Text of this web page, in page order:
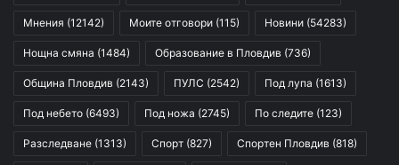
Мнения (12142) Моите отговори (115) Новини (54283)
Нощна смяна (1484) Образование в Пловдив (736)
Община Пловдив (2143) ПУЛС (2542) Под лупа (1613)
Под небето (6493) Под ножа (2745) По следите (123)
Разследване (1313) Спорт (827) Спортен Пловдив (818)